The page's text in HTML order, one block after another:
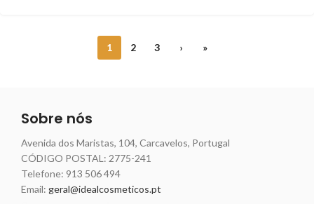
1 2 3 › »
Sobre nós
Avenida dos Maristas, 104, Carcavelos, Portugal
CÓDIGO POSTAL: 2775-241
Telefone: 913 506 494
Email: geral@idealcosmeticos.pt